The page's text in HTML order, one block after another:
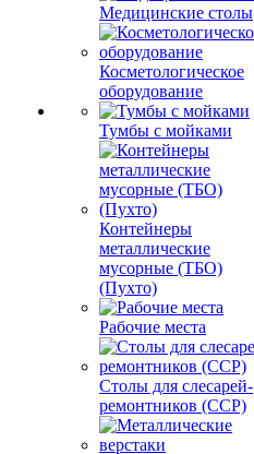
Медицинские столы
Косметологическое
оборудование
Тумбы с мойками
Контейнеры
металлические
мусорные (ТБО)
(Пухто)
Рабочие места
Столы для слесарей-
ремонтников (ССР)